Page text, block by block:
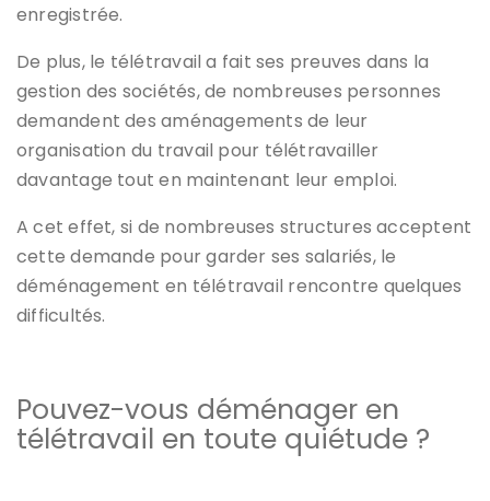
enregistrée.
De plus, le télétravail a fait ses preuves dans la
gestion des sociétés, de nombreuses personnes
demandent des aménagements de leur
organisation du travail pour télétravailler
davantage tout en maintenant leur emploi.
A cet effet, si de nombreuses structures acceptent
cette demande pour garder ses salariés, le
déménagement en télétravail rencontre quelques
difficultés.
Pouvez-vous déménager en
télétravail en toute quiétude ?